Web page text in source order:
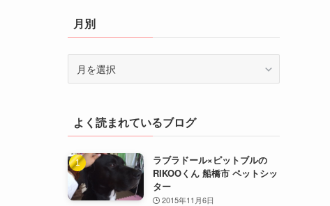
ー月別
よく読まれているブログ
ラブラドール×ピットブルの
RIKOOくん 船橋市 ペットシッ
ター
2015年11月6日